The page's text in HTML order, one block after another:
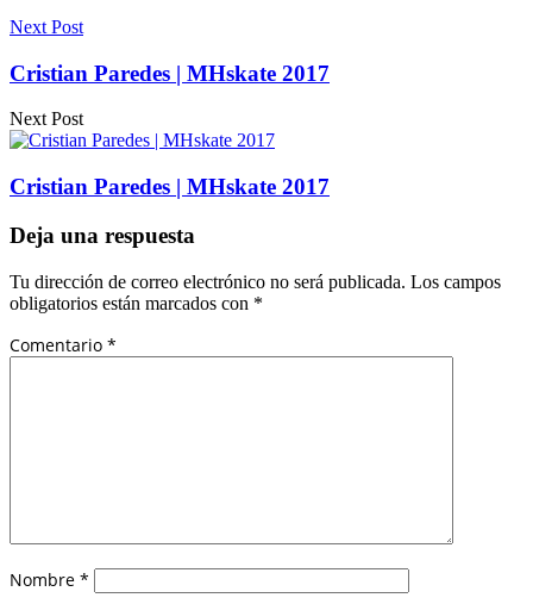
Next Post
Cristian Paredes | MHskate 2017
Next Post
Cristian Paredes | MHskate 2017
Deja una respuesta
Tu dirección de correo electrónico no será publicada. Los campos
obligatorios están marcados con *
Comentario *
Nombre *